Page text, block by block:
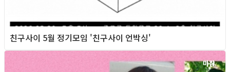
친구사이 5월 정기모임 '친구사이 언박싱'
마감